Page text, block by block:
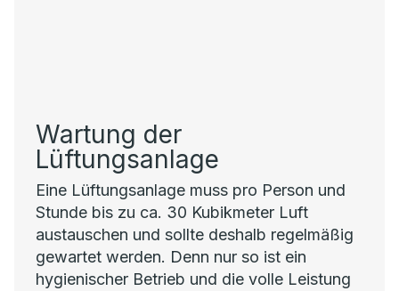
Wartung der
Lüftungsanlage
Eine Lüftungsanlage muss pro Person und
Stunde bis zu ca. 30 Kubikmeter Luft
austauschen und sollte deshalb regelmäßig
gewartet werden. Denn nur so ist ein
hygienischer Betrieb und die volle Leistung